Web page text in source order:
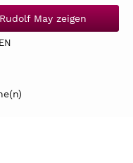
May zeigen